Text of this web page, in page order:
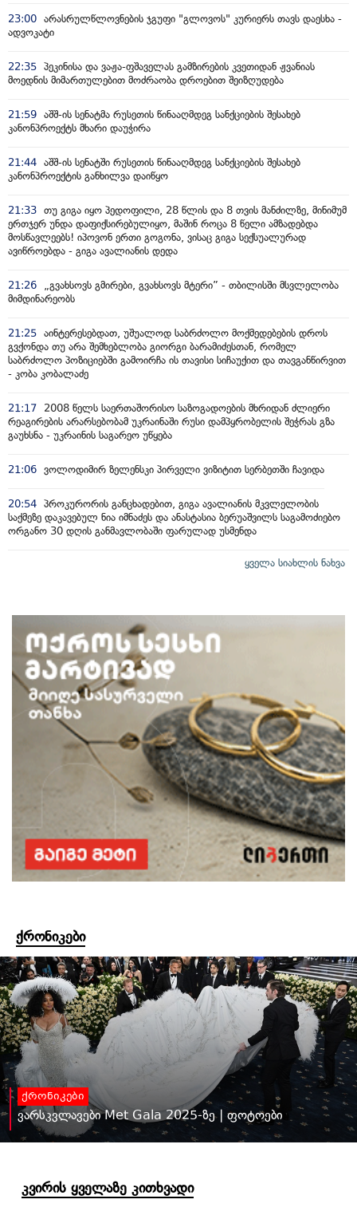
23:00 არასრულწლოვნების ჯგუფი "გლოვოს" კურიერს თავს დაესხა -
ადვოკატი
22:35 პეკინისა და ვაჟა-ფშაველას გამზირების კვეთიდან ჟვანიას
მოედნის მიმართულებით მოძრაობა დროებით შეიზღუდება
21:59 აშშ-ის სენატმა რუსეთის წინააღმდეგ სანქციების შესახებ
კანონპროექტს მხარი დაუჭირა
21:44 აშშ-ის სენატში რუსეთის წინააღმდეგ სანქციების შესახებ
კანონპროექტის განხილვა დაიწყო
21:33 თუ გიგა იყო პედოფილი, 28 წლის და 8 თვის მანძილზე, მინიმუმ
ერთჯერ უნდა დაფიქსირებულიყო, მაშინ როცა 8 წელი ამზადებდა
მოსწავლეებს! იპოვონ ერთი გოგონა, ვისაც გიგა სექსუალურად
ავიწროებდა - გიგა ავალიანის დედა
21:26
„გვახსოვს გმირები, გვახსოვს მტერი” - თბილისში მსვლელობა
მიმდინარეობს
21:25 აინტერესებდათ, უშუალოდ საბრძოლო მოქმედებების დროს
გვქონდა თუ არა შემხებლობა გიორგი ბარამიძესთან, რომელ
საბრძოლო პოზიციებში გამოირჩა ის თავისი სიჩაუქით და თავგანწირვით
- კობა კობალაძე
21:17
2008 წელს საერთაშორისო საზოგადოების მხრიდან ძლიერი
რეაგირების არარსებობამ უკრაინაში რუსი დამპყრობელის შეჭრას გზა
გაუხსნა - უკრაინის საგარეო უწყება
21:06 ვოლოდიმირ ზელენსკი პირველი ვიზიტით სერბეთში ჩავიდა
20:54 პროკურორის განცხადებით, გიგა ავალიანის მკვლელობის
საქმეზე დაკავებულ ნია იმნაძეს და ანასტასია ბერუაშვილს საგამოძიებო
ორგანო 30 დღის განმავლობაში ფარულად უსმენდა
ყველა სიახლის ნახვა
ქრონიკები
ქრონიკები
ვარსკვლავები Met Gala 2025-ზე | ფოტოები
კვირის ყველაზე კითხვადი